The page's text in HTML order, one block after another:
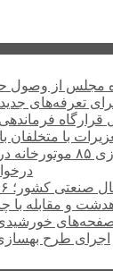
مجلس از وصول
تعرفه‌های
با متخلفان بازار املاک
نخست امسال
هزار نفر شاغل در بخش صنعت
و مقابله
خورشیدی
اجرای طرح بهسازی معابر در ۵۵